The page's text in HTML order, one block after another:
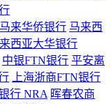
马来华侨银行 马来西
西亚大华银行
中银FTN银行 平安离
上海浙商FTN银行
行 NRA 晖春农商